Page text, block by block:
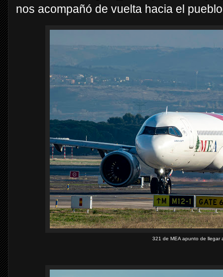
nos acompañó de vuelta hacia el
321 de MEA apunto de llegar